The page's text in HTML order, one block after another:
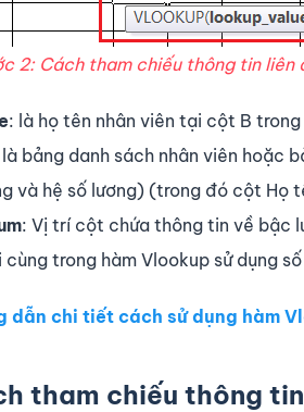
2: Cách tham chiếu thông tin liên
: là họ tên nhân viên tại cột B
là bảng danh sách nhân viên hoặc
và hệ số lương) (trong đó cột Họ
: Vị trí cột chứa thông tin về bậc
trong hàm Vlookup sử dụng số
dẫn chi tiết cách sử dụng hàm
tham chiếu thông